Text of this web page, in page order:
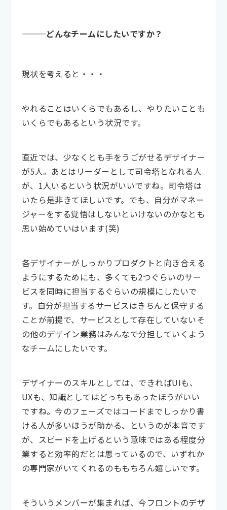
———どんなチームにしたいですか？
現状を考えると・・・
やれることはいくらでもあるし、やりたいことも
いくらでもあるという状況です。
直近では、少なくとも手をうごがせるデザイナー
が5人。あとはリーダーとして司令塔となれる人
が、1人いるという状況がいいですね。司令塔は
いたら是非きてほしいです。でも、自分がマネー
ジャーをする覚悟はしないといけないのかなとも
思い始めていはいます(笑)
各デザイナーがしっかりプロダクトと向き合える
ようにするためにも、多くても2つぐらいのサー
ビスを同時に担当するぐらいの規模にしたいで
す。自分が担当するサービスはきちんと保守する
ことが前提で、サービスとして存在していないそ
の他のデザイン業務はみんなで分担していくよう
なチームにしたいです。
デザイナーのスキルとしては、できればUIも、
UXも、知識としてはどっちもあったほうがいい
ですね。今のフェーズではコードまでしっかり書
ける人が多いほうが助かる、というのが本音です
が、スピードを上げるという意味ではある程度分
業すると効率的だとは思っているので、いずれか
の専門家がいてくれるのももちろん嬉しいです。
そういうメンバーが集まれば、今フロントのデザ